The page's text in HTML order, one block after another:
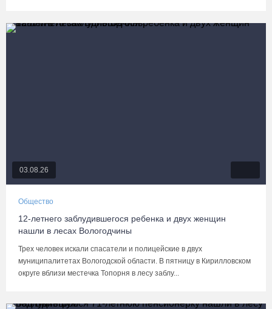
03.08.26
Общество
12-летнего заблудившегося ребенка и двух женщин
нашли в лесах Вологодчины
Трех человек искали спасатели и полицейские в двух
муниципалитетах Вологодской области. В пятницу в Кирилловском
округе вблизи местечка Топорня в лесу заблу...